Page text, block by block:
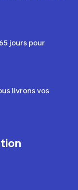
jours pour
livrons vos